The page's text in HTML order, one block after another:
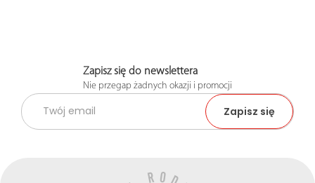
Zapisz się do newslettera
Nie przegap żadnych okazji i promocji